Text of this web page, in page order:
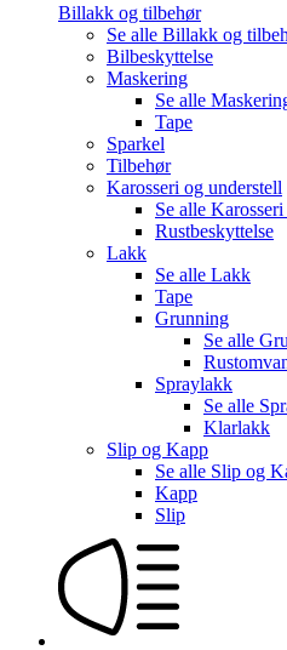
Billakk og tilbehør
Se alle Billakk og
Bilbeskyttelse
Maskering
Se alle
Tape
Sparkel
Tilbehør
Karosseri og understell
Se alle
Rustbeskyttelse
Lakk
Se alle Lakk
Tape
Grunning
Se alle
Spraylakk
Se alle
Klarlakk
Slip og Kapp
Se alle Slip og
Kapp
Slip